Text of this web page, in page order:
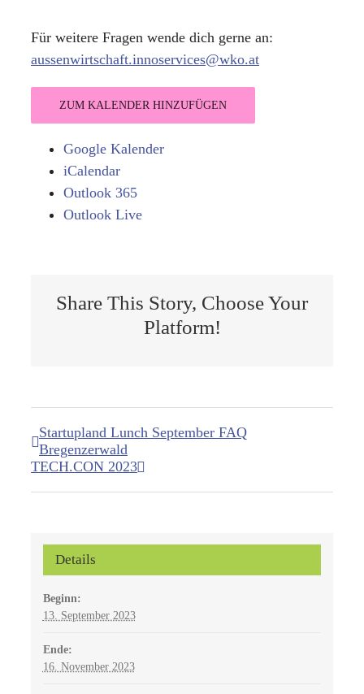
Für weitere Fragen wende dich gerne an:
aussenwirtschaft.innoservices@wko.at
ZUM KALENDER HINZUFÜGEN
Google Kalender
iCalendar
Outlook 365
Outlook Live
Share This Story, Choose Your
Platform!
Startupland Lunch September FAQ
Bregenzerwald
TECH.CON 2023
Details
Beginn:
13. September 2023
Ende:
16. November 2023